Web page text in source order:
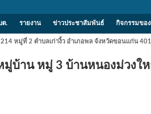
ต. รายงาน ข่าวประชาสัมพันธ์ กิจกรรมของ
หมู่ที่ 2 ตำบลเก่างิ้ว อำเภอพล จังหวัดขอนแก่น
มู่บ้าน หมู่ 3 บ้านหนองม่วงใ